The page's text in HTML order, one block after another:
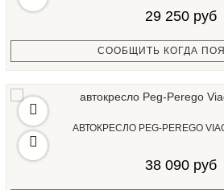
29 250 руб
СООБЩИТЬ КОГДА
АВТОКРЕСЛО PEG-PEREGO
38 090 руб